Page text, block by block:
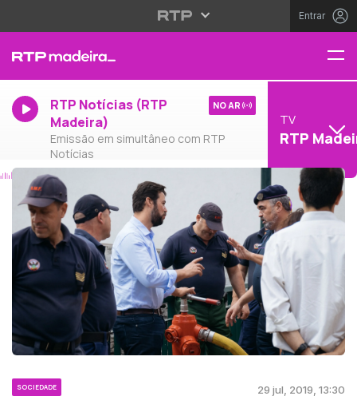
Entrar
RTP Notícias (RTP
Madeira)
Emissão em simultâneo com RTP
Notícias
NO AR
TV
RTP
SOCIEDADE 29 jul, 2019, 13:30